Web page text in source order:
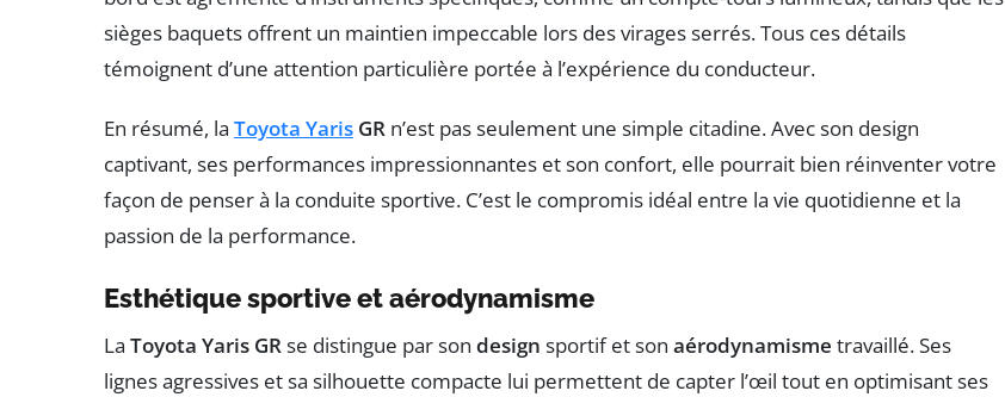
sièges baquets offrent un maintien impeccable lors des virages serrés. Tous ces détails
témoignent d’une attention particulière portée à l’expérience du conducteur.
En résumé, la Toyota Yaris GR n’est pas seulement une simple citadine. Avec son design
captivant, ses performances impressionnantes et son confort, elle pourrait bien réinventer votre
façon de penser à la conduite sportive. C’est le compromis idéal entre la vie quotidienne et la
passion de la performance.
Esthétique sportive et aérodynamisme
La Toyota Yaris GRse distingue par son design sportif et son aérodynamisme travaillé. Ses
lignes agressives et sa silhouette compacte lui permettent de capter l’œil tout en optimisant ses